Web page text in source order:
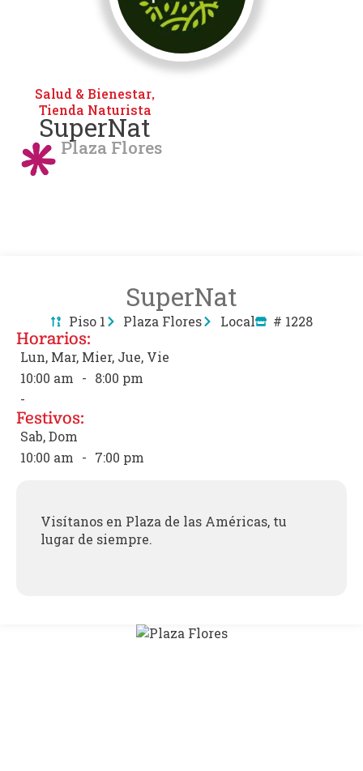
Salud & Bienestar,
Tienda Naturista
SuperNat
Plaza Flores
SuperNat
Piso 1 Plaza Flores Local # 1228
Horarios:
Lun, Mar, Mier, Jue, Vie
10:00 am - 8:00 pm
-
Festivos:
Sab, Dom
10:00 am - 7:00 pm
Visítanos en Plaza de las Américas, tu
lugar de siempre.